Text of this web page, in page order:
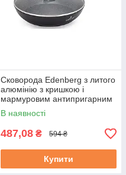
Сковорода Edenberg з литого
алюмінію з кришкою і
мармуровим антипригарним
покриттям 20 см (EB-7452)
В наявності
487,08 ₴ 594 ₴
Купити